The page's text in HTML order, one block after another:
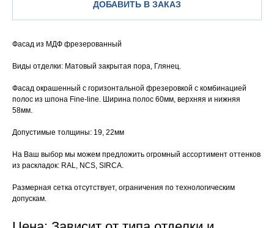
ДОБАВИТЬ В ЗАКАЗ
Фасад из МДФ фрезерованный
Виды отделки: Матовый закрытая пора, Глянец.
Фасад окрашенный с горизонтальной фрезеровкой с комбинацией
полос из шпона Fine-line. Ширина полос 60мм, верхняя и нижняя
58мм.
Допустимые толщины: 19, 22мм
На Ваш выбор мы можем предложить огромный ассортимент оттенков
из раскладок: RAL, NCS, SIRCA.
Размерная сетка отсутствует, ограничения по технологическим
допускам.